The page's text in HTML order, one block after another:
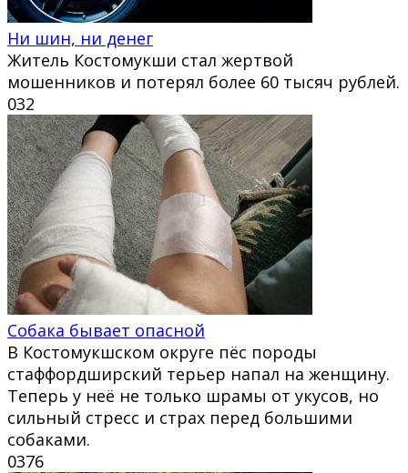
Ни шин, ни денег
Житель Костомукши стал жертвой
мошенников и потерял более 60 тысяч рублей.
032
Собака бывает опасной
В Костомукшском округе пёс породы
стаффордширский терьер напал на женщину.
Теперь у неё не только шрамы от укусов, но
сильный стресс и страх перед большими
собаками.
0376